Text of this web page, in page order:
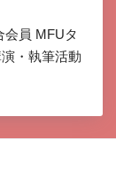
会員 MFUタ
・執筆活動